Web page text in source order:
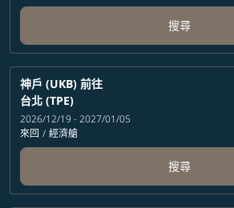
搜尋
神戶 (UKB) 前往
台北 (TPE)
2026/12/19 - 2027/01/05
來回 / 經濟艙
搜尋